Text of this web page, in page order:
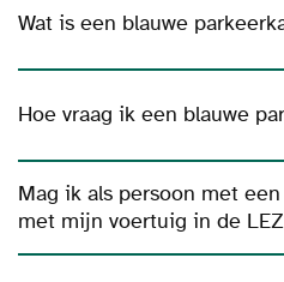
Wat is een blauwe
Hoe vraag ik een blauwe
Mag ik als persoon met
met mijn voertuig in de